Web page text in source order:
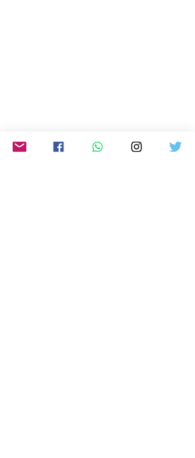
Texto: Fabiana Calçada/ Foto: Ariel Pedone